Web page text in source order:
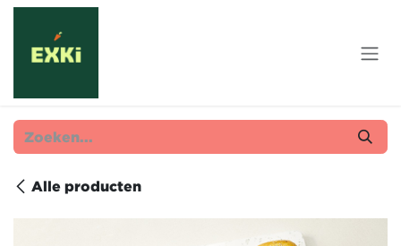
Overslaan naar inhoud
Alle producten